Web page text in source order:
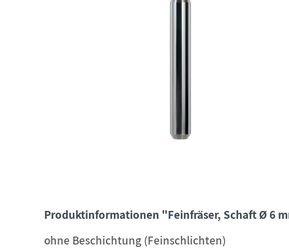
Produktinformationen "Feinfräser, Schaft Ø 6
ohne Beschichtung (Feinschlichten)